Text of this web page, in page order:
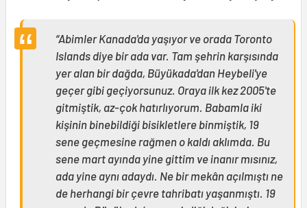
“Abimler Kanada'da yaşıyor ve orada Toronto
Islands diye bir ada var. Tam şehrin karşısında
yer alan bir dağda, Büyükada'dan Heybeli'ye
geçer gibi geçiyorsunuz. Oraya ilk kez 2005'te
gitmiştik, az-çok hatırlıyorum. Babamla iki
kişinin binebildiği bisikletlere binmiştik, 19
sene geçmesine rağmen o kaldı aklımda. Bu
sene mart ayında yine gittim ve inanır mısınız,
ada yine aynı adaydı. Ne bir mekân açılmıştı ne
de herhangi bir çevre tahribatı yaşanmıştı. 19